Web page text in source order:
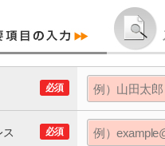
必須
必須
ス